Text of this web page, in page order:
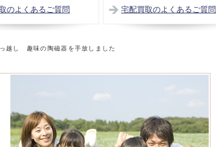
のよくあるご質問
宅配買取のよくあるご質問
越し 趣味の陶磁器を手放しました